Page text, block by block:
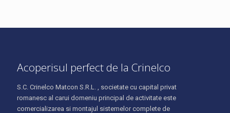
Acoperisul perfect de la Crinelco
S.C. Crinelco Matcon S.R.L. , societate cu capital privat
romanesc al carui domeniu principal de activitate este
comercializarea si montajul sistemelor complete de